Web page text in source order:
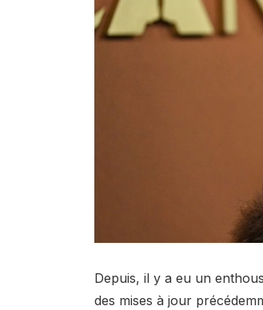
Depuis, il y a eu un
des mises à jour